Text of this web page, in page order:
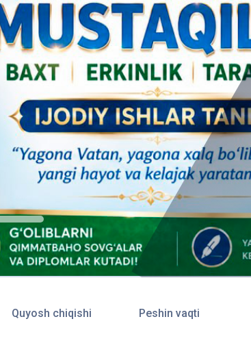
Quyosh chiqishi Peshin vaqti